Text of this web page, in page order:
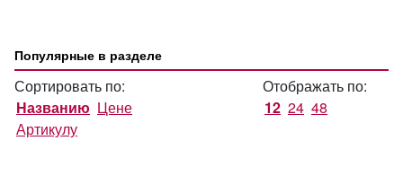
Популярные в разделе
Сортировать по:
Названию Цене
Артикулу
Отображать по:
12 24 48